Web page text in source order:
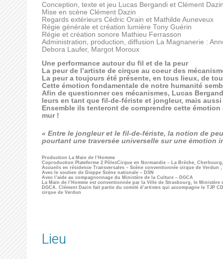
Conception, texte et jeu Lucas Bergandi et Clément
Mise en scène Clément Dazin
Regards extérieurs Cédric Orain et Mathilde Auneveux
Régie générale et création lumière Tony Guérin
Régie et création sonore Mathieu Ferrasson
Administration, production, diffusion La Magnanerie :
Debora Laufer, Margot Moroux
Une performance autour du fil et de la peur
La peur de l’artiste de cirque au coeur des
La peur a toujours été présente, en tous lieux, de
Cette émotion fondamentale de notre humanité
Afin de questionner ces mécanismes, Lucas
leurs en tant que fil-de-fériste et jongleur, mais
Ensemble ils tenteront de comprendre cette
mur !
« Entre le jongleur et le fil-de-fériste, la notion de
pourtant une traversée universelle sur une émotion
Production La Main de l’Homme
Coproduction Plateforme 2 PôlesCirque en Normandie – La Brèche,
Accueils en résidence Transversales – Scène conventionnée cirque de
Avec le soutien de Dieppe Scène nationale – DSN
Avec l’aide au compagnonnage du Ministère de la Culture – DGCA
La Main de l’Homme est conventionnée par la Ville de Strasbourg, le
DGCA. Clément Dazin fait partie du comité d’artistes qui accompagne le TJP
cirque de Verdun
Lieu